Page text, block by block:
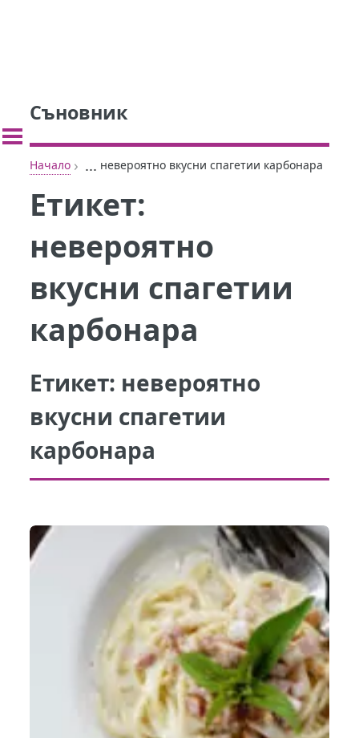
Съновник
Начало › ... невероятно вкусни спагетии карбонара
Етикет:
невероятно
вкусни спагетии
карбонара
Етикет: невероятно
вкусни спагетии
карбонара